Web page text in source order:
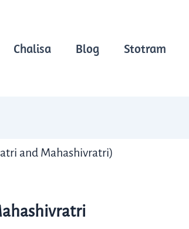
Chalisa Blog Stotram
and Mahashivratri)